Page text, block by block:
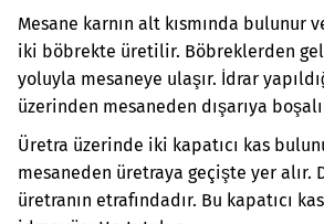
Mesane karnın alt kısmında bulunur
iki böbrekte üretilir. Böbreklerden
yoluyla mesaneye ulaşır. İdrar
üzerinden mesaneden dışarıya
Üretra üzerinde iki kapatıcı kas
mesaneden üretraya geçişte yer alır.
üretranın etrafındadır. Bu kapatıcı